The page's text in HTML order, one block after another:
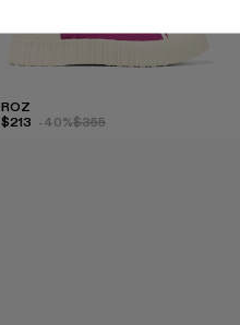
ROZ
$213 -40%$355